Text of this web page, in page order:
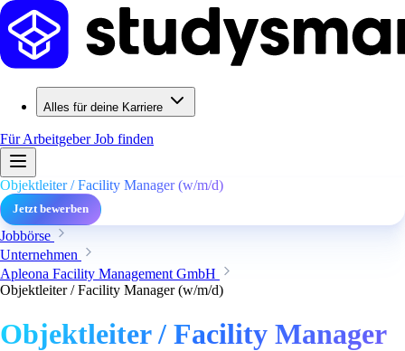
Alles für deine Karriere
Für ArbeitgeberJob finden
Objektleiter / Facility Manager (w/m/d)
Jetzt bewerben
Jobbörse
Unternehmen
Apleona Facility Management GmbH
Objektleiter / Facility Manager (w/m/d)
Objektleiter / Facility Manager